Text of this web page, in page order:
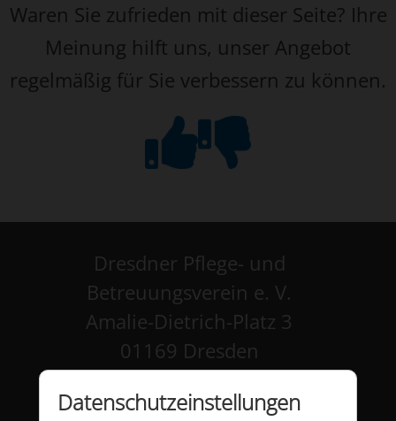
Waren Sie zufrieden mit dieser Seite? Ihre
Meinung hilft uns, unser Angebot
regelmäßig für Sie verbessern zu können.
Dresdner Pflege- und
Betreuungsverein e. V.
Amalie-Dietrich-Platz 3
01169 Dresden
Kontakt
Datenschutzeinstellungen